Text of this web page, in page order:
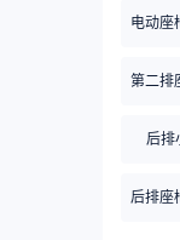
电动座
第二排
后排
后排座